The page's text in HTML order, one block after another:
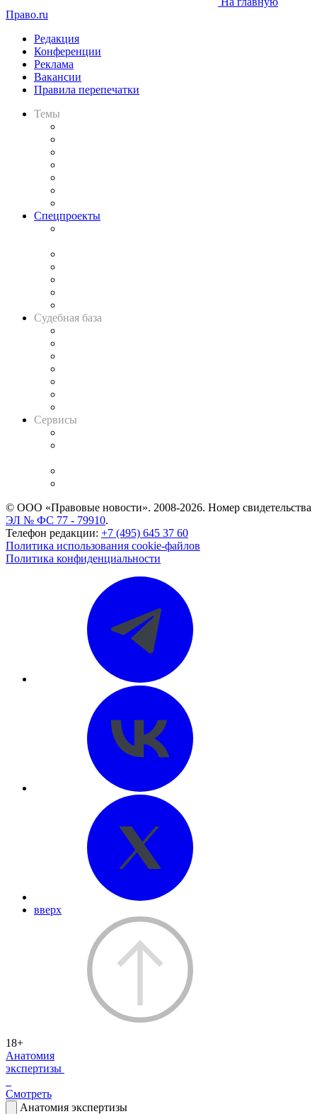
Право.ru
Редакция
Конференции
Реклама
Вакансии
Правила перепечатки
Темы
Спецпроекты
Судебная база
Сервисы
© ООО «Правовые новости». 2008-2026. Номер свидетельства
ЭЛ № ФС 77 - 79910.
Телефон редакции: +7 (495) 645 37 60
Политика использования cookie-файлов
Политика конфиденциальности
вверх
18+
Анатомия
экспертизы
Смотреть
Анатомия экспертизы